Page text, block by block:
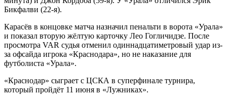
Бикфалви (22-я).
Карасёв в концовке матча назначил пенальти в ворота «Урала»
и показал вторую жёлтую карточку Лео Гогличидзе. После
просмотра VAR судья отменил одиннадцатиметровый удар из-
за офсайда игрока «Краснодара», но не наказание для
футболиста «Урала».
«Краснодар» сыграет с ЦСКА в суперфинале турнира,
который пройдёт 11 июня в «Лужниках».